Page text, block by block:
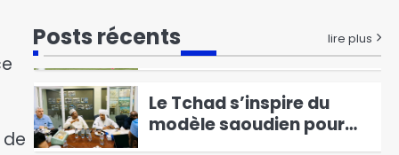
Posts récents lire plus
3
Maroc, le Brésil et le
Paraguay rejoignent le
finale
4
Le Tchad s’inspire du
modèle saoudien pour
moderniser son réseau